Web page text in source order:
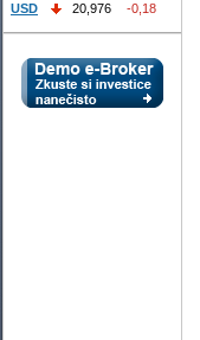
USD
20,976 -0,18